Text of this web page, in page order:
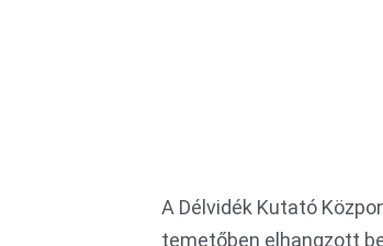
A Délvidék Kutató
temetőben elhangzott